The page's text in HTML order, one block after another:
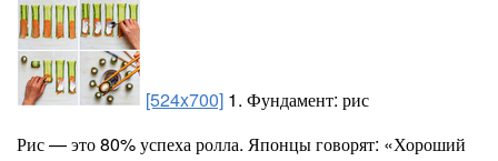
[524x700] 1. Фундамент: рис
Рис — это 80% успеха ролла. Японцы говорят: «Хороший